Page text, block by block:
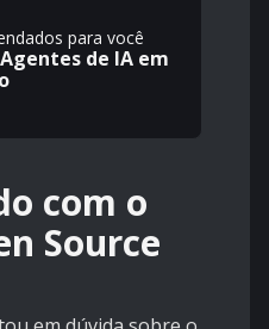
para você
Agentes de IA em
com o
Source